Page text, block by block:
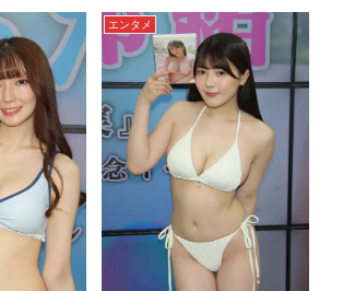
エンタメ